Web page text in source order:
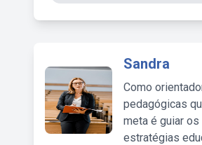
Sandra
Como
pedagógicas
meta é guiar
estratégias